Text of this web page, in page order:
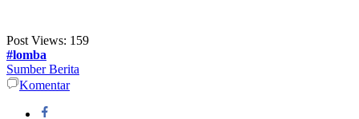
Post Views: 159
#lomba
Sumber Berita
Komentar